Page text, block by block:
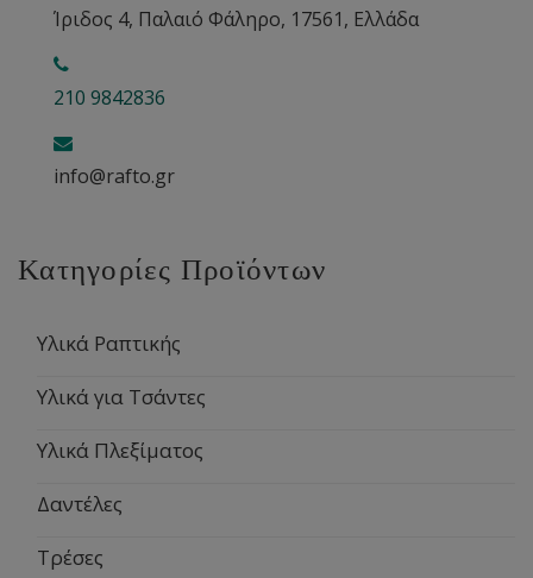
Ίριδος 4, Παλαιό Φάληρο, 17561, Ελλάδα
210 9842836
info@rafto.gr
Κατηγορίες Προϊόντων
Υλικά Ραπτικής
Υλικά για Τσάντες
Υλικά Πλεξίματος
Δαντέλες
Τρέσες